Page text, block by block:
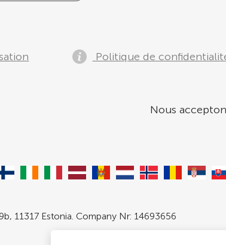
Politique de
Nous
11317 Estonia. Company Nr: 14693656